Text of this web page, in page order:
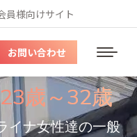
員様向けサイト
メ
ニ
ュ
ー
お問い合わせ
歳～32歳
イナ女性達の一般